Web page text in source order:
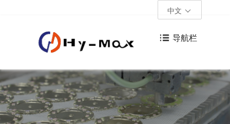
中文
导航栏